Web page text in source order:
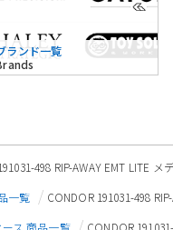
ランド一覧
498 RIP-AWAY EMT LITE
一覧
CONDOR 191031-498
ス 商品一覧
CONDOR